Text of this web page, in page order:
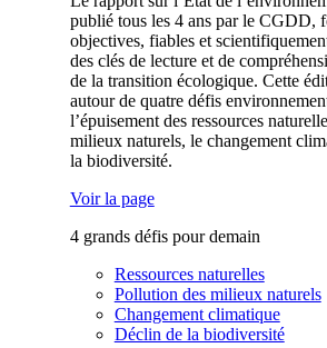
publié tous les 4 ans par le CGDD,
objectives, fiables et
des clés de lecture et de
de la transition écologique. Cette
autour de quatre défis
l’épuisement des ressources
milieux naturels, le changement
la biodiversité.
Voir la page
4 grands défis pour demain
Ressources naturelles
Pollution des milieux naturels
Changement climatique
Déclin de la biodiversité